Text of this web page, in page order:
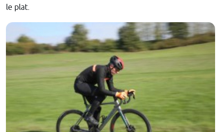
le plat.